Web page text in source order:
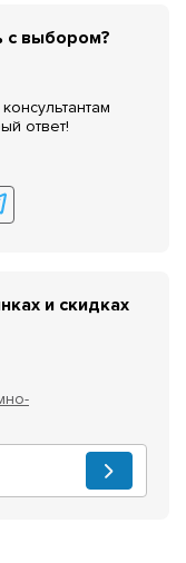
с выбором?
ответ!
и скидках